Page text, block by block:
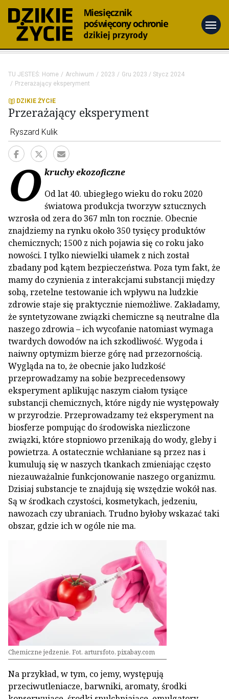
menu
TU JESTEŚ: Home Archiwum 2023
Gru 2023 / Stycz 2024
Przerażający eksperyment
DZIKIE ŻYCIE
Przerażający eksperyment
Ryszard Kulik
O kruchy ekozoficzne
Od lat 40. ubiegłego wieku do roku 2020
światowa produkcja tworzyw sztucznych
wzrosła od zera do 367 mln ton rocznie. Obecnie
znajdziemy na rynku około 350 tysięcy produktów
chemicznych; 1500 z nich pojawia się co roku jako
nowości. I tylko niewielki ułamek z nich został
zbadany pod kątem bezpieczeństwa. Poza tym fakt, że
mamy do czynienia z interakcjami substancji między
sobą, rzetelne testowanie ich wpływu na ludzkie
zdrowie staje się praktycznie niemożliwe. Zakładamy,
że syntetyzowane związki chemiczne są neutralne dla
naszego zdrowia – ich wycofanie natomiast wymaga
twardych dowodów na ich szkodliwość. Wygoda i
naiwny optymizm bierze górę nad przezornością.
Wygląda na to, że obecnie jako ludzkość
przeprowadzamy na sobie bezprecedensowy
eksperyment aplikując naszym ciałom tysiące
substancji chemicznych, które nigdy nie występowały
w przyrodzie. Przeprowadzamy też eksperyment na
biosferze pompując do środowiska niezliczone
związki, które stopniowo przenikają do wody, gleby i
powietrza. A ostatecznie wchłaniane są przez nas i
kumulują się w naszych tkankach zmieniając często
niezauważalnie funkcjonowanie naszego organizmu.
Dzisiaj substancje te znajdują się wszędzie wokół nas.
Są w środkach czystości, kosmetykach, jedzeniu,
nawozach czy ubraniach. Trudno byłoby wskazać taki
obszar, gdzie ich w ogóle nie ma.
Chemiczne jedzenie. Fot. artursfoto, pixabay.com
Na przykład, w tym, co jemy, występują
przeciwutleniacze, barwniki, aromaty, środki